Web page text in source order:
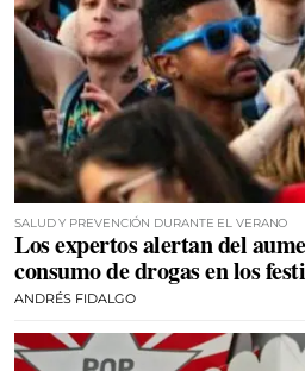
SALUD Y PREVENCIÓN DURANTE EL VERANO
Los expertos alertan del
consumo de drogas en los
ANDRÉS FIDALGO